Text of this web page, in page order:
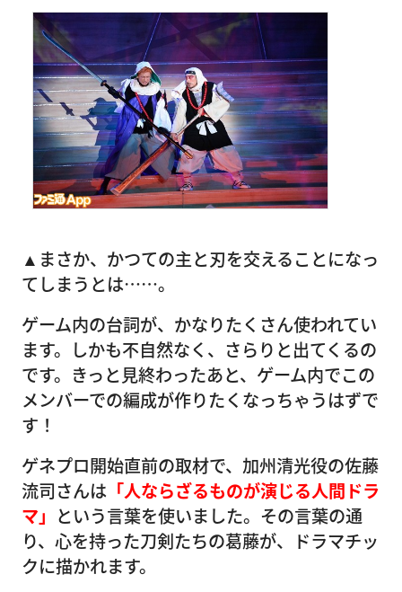
▲まさか、かつての主と刃を交えることになっ
てしまうとは……。
ゲーム内の台詞が、かなりたくさん使われてい
ます。しかも不自然なく、さらりと出てくるの
です。きっと見終わったあと、ゲーム内でこの
メンバーでの編成が作りたくなっちゃうはずで
す！
ゲネプロ開始直前の取材で、加州清光役の佐藤
流司さんは 「人ならざるものが演じる人間ドラ
マ」 という言葉を使いました。その言葉の通
り、心を持った刀剣たちの葛藤が、ドラマチッ
クに描かれます。